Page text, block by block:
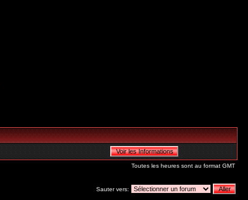
Toutes les heures sont au format GMT
Sauter vers: